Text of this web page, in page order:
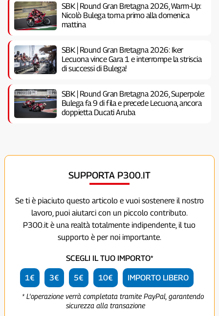
SBK | Round Gran Bretagna 2026, Warm-Up:
Nicolò Bulega torna primo alla domenica
mattina
SBK | Round Gran Bretagna 2026: Iker
Lecuona vince Gara 1 e interrompe la striscia
di successi di Bulega!
SBK | Round Gran Bretagna 2026, Superpole:
Bulega fa 9 di fila e precede Lecuona, ancora
doppietta Ducati Aruba
SUPPORTA P300.IT
Se ti è piaciuto questo articolo e vuoi sostenere il nostro
lavoro, puoi aiutarci con un piccolo contributo.
P300.it è una realtà totalmente indipendente, il tuo
supporto è per noi importante.
SCEGLI IL TUO IMPORTO*
1€ 3€ 5€ 10€ IMPORTO LIBERO
* L'operazione verrà completata tramite PayPal, garantendo
sicurezza alla transazione